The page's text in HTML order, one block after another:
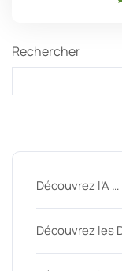
Rechercher
Découvrez l’A …
Découvrez les